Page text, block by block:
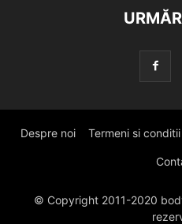
Despre noi Termeni si conditii
© Copyright 2011-2020